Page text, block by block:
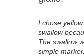
I chose
swallow
The swallow
simple marker.